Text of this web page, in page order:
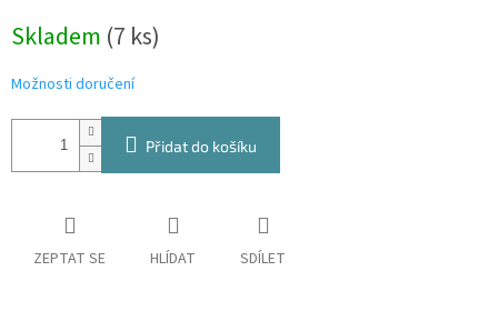
cena:
Skladem (7 ks)
Možnosti doručení
Přidat do košíku
ZEPTAT SE HLÍDAT SDÍLET